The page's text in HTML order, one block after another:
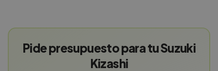
Pide presupuesto para tu Suzuki
Kizashi